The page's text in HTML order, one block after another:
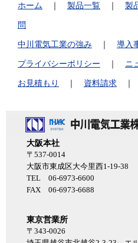
ホーム ｜ 製品一覧 ｜ 製
問
中川電気工業の強み ｜ 導入
プライバシーポリシー ｜ ニ
お見積もり ｜ 資料請求 ｜
大阪本社
〒537-0014
大阪市東成区大今里西1-19-38
TEL 06-6973-6600
FAX 06-6973-6688
東京営業所
〒343-0026